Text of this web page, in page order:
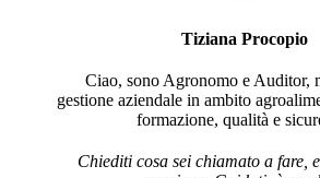
Tiziana Procopio
Ciao, sono Agronomo e Auditor,
gestione aziendale in ambito
formazione, qualità e
Chiediti cosa sei chiamato a fare,